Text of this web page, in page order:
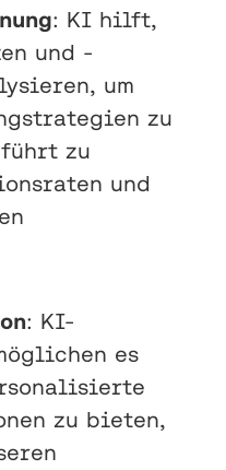
: KI hilft,
und -
um
zu
zu
und
: KI-
es
zu bieten,